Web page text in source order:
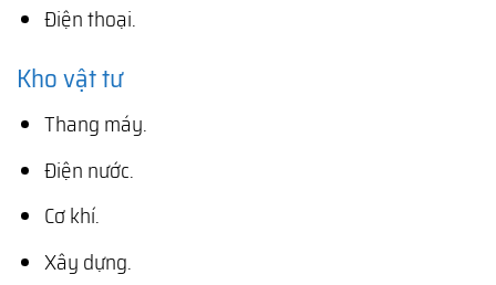
Điện thoại.
Kho vật tư
Thang máy.
Điện nước.
Cơ khí.
Xây dựng.